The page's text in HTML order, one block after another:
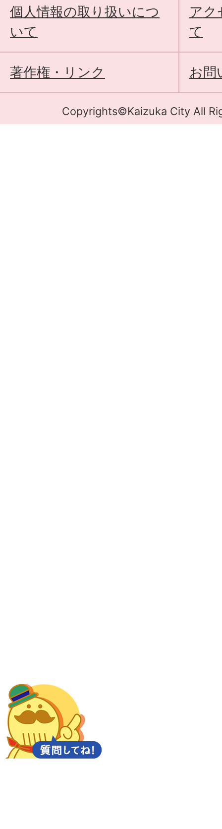
個人情報の取り扱いにつ
いて
アク
て
著作権・リンク お問
Copyrights©Kaizuka City All